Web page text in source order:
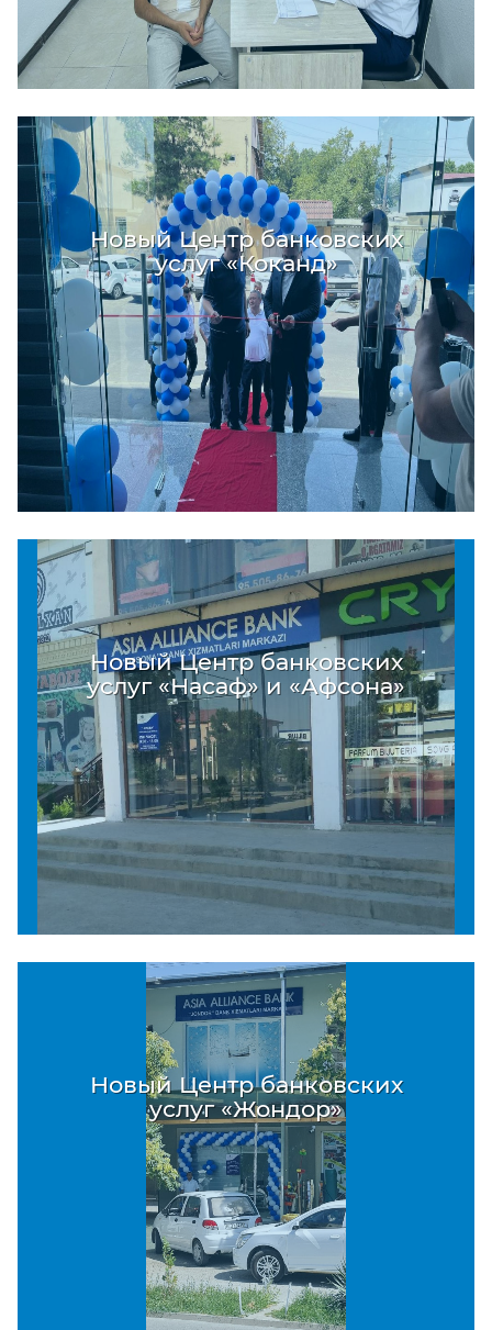
Новый Центр банковских
услуг «Коканд»
Новый Центр банковских
услуг «Насаф» и «Афсона»
Новый Центр банковских
услуг «Жондор»